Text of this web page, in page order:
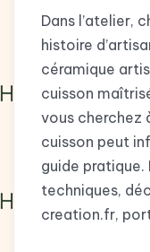
Dans l’atelier,
histoire
céramique
cuisson
vous cherchez
cuisson peut
guide pratique.
techniques,
creation.fr,